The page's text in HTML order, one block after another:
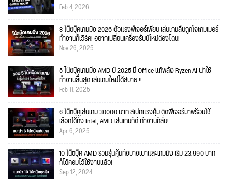
Feb 4, 2026
8 โน๊ตบุ๊คเกมมิ่ง 2026 ตัวแรงฟีเจอร์เพียบ เล่นเกมลื่นถูกใจเกมเมอร์
ทำงานก็เวิร์ค! อยากเปลี่ยนเครื่องรับปีใหม่ต้องโดน!
Nov 26, 2025
5 โน้ตบุ๊คเกมมิ่ง AMD ปี 2025 มี Office แท้พลัง Ryzen AI น่าใช้
ทำงานลื่นสุด เล่นเกมใหม่ได้สบาย !!
Feb 11, 2025
6 โน๊ตบุ๊คเล่นเกม 30000 บาท สเปกแรงคุ้ม ติดฟีเจอร์มาพร้อมใช้
เลือกได้ทั้ง Intel, AMD เล่นเกมก็ดี ทำงานก็ลื่น!
Apr 6, 2025
10 โน๊ตบุ๊ค AMD รวมรุ่นคุ้มทั้งบางเบาและเกมมิ่ง เริ่ม 23,990 บาท
ก็ได้คอมไว้ใช้งานแล้ว!
Sep 12, 2024